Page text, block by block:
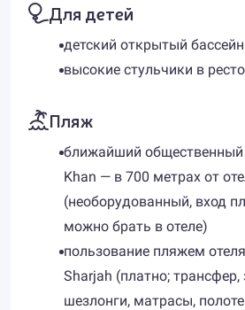
Для детей
детский открытый бассейн
высокие стульчики в
Пляж
ближайший
Khan — в 700 метрах от
(необорудованный, вход
можно брать в отеле)
пользование пляжем
Sharjah (платно; трансфер,
шезлонги, матрасы,